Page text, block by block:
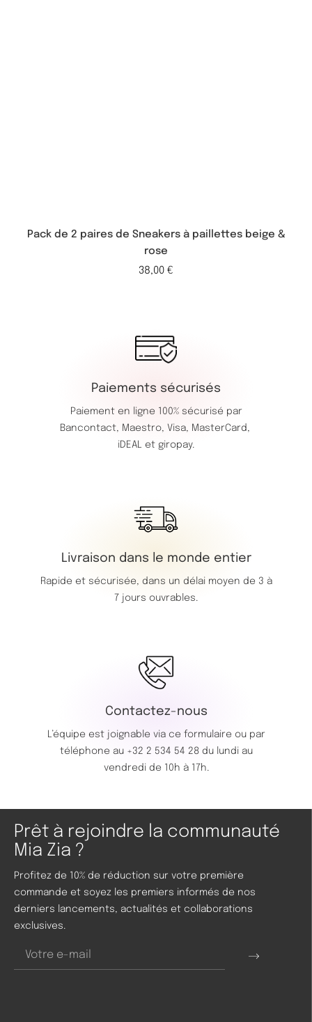
Pack de 2 paires de Sneakers à paillettes beige &
rose
38,00 €
Paiements sécurisés
Paiement en ligne 100% sécurisé par
Bancontact, Maestro, Visa, MasterCard,
iDEAL et giropay.
Livraison dans le monde entier
Rapide et sécurisée, dans un délai moyen de 3 à
7 jours ouvrables.
Contactez-nous
L’équipe est joignable via ce formulaire ou par
téléphone au +32 2 534 54 28du lundi au
vendredi de 10h à 17h.
Prêt à rejoindre la communauté
Mia Zia ?
Profitez de 10% de réduction sur votre première
commande et soyez les premiers informés de nos
derniers lancements, actualités et collaborations
exclusives.